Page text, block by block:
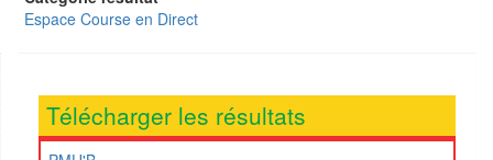
Espace Course en Direct
Télécharger les résultats